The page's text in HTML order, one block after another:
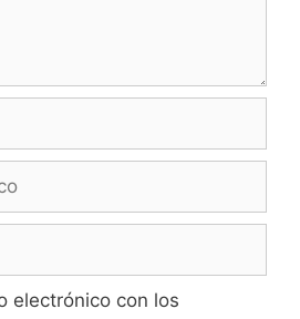
electrónico con los